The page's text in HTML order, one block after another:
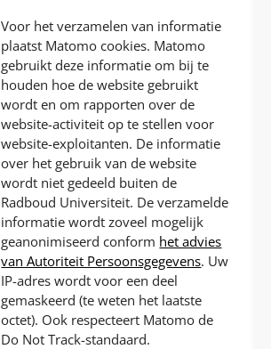
Voor het verzamelen van informatie
plaatst Matomo cookies. Matomo
gebruikt deze informatie om bij te
houden hoe de website gebruikt
wordt en om rapporten over de
website-activiteit op te stellen voor
website-exploitanten. De informatie
over het gebruik van de website
wordt niet gedeeld buiten de
Radboud Universiteit. De verzamelde
informatie wordt zoveel mogelijk
geanonimiseerd conform het advies
van Autoriteit Persoonsgegevens. Uw
IP-adres wordt voor een deel
gemaskeerd (te weten het laatste
octet). Ook respecteert Matomo de
Do Not Track-standaard.